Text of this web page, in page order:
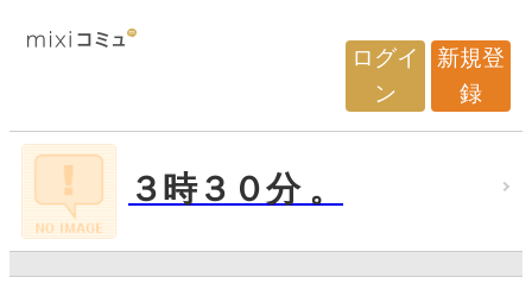
ログイ
ン
新規登
録
３時３０分 。